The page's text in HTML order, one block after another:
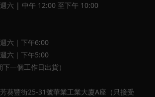
六 | 中午 12:00 至下午 10:00
六｜下午6:00
六｜下午5:00
下一個工作日出貨）
葵豐街25-31號華業工業大廈A座（只接受